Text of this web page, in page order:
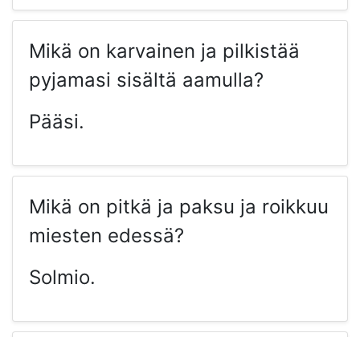
Mikä on karvainen ja pilkistää
pyjamasi sisältä aamulla?
Pääsi.
Mikä on pitkä ja paksu ja roikkuu
miesten edessä?
Solmio.